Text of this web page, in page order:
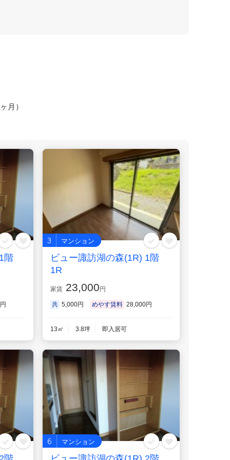
月 ）
階
3 マンション
ビュー諏訪湖の森(1R) 1階
1R
家賃 23,000円
共 5,000円 めやす賃料 28,000円
13㎡ 3.8坪 即入居可
6 マンション